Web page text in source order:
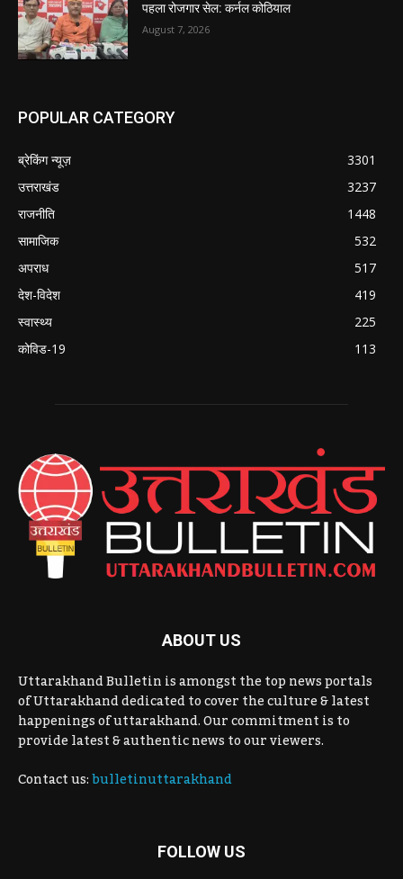
पहला रोजगार सेल: कर्नल कोठियाल
August 7, 2026
POPULAR CATEGORY
ब्रेकिंग न्यूज़
3301
उत्तराखंड
3237
राजनीति
1448
सामाजिक
532
अपराध
517
देश-विदेश
419
स्वास्थ्य
225
कोविड-19
113
ABOUT US
Uttarakhand Bulletin is amongst the top news portals
of Uttarakhand dedicated to cover the culture & latest
happenings of uttarakhand. Our commitment is to
provide latest & authentic news to our viewers.
Contact us:bulletinuttarakhand
FOLLOW US